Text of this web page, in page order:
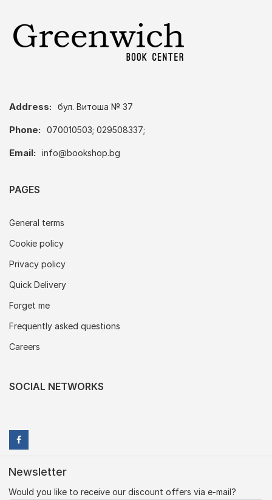
Address: бул. Витоша № 37
Phone: 070010503; 029508337;
Email: info@bookshop.bg
PAGES
General terms
Cookie policy
Privacy policy
Quick Delivery
Forget me
Frequently asked questions
Careers
SOCIAL NETWORKS
Newsletter
Would you like to receive our discount offers via e-mail?